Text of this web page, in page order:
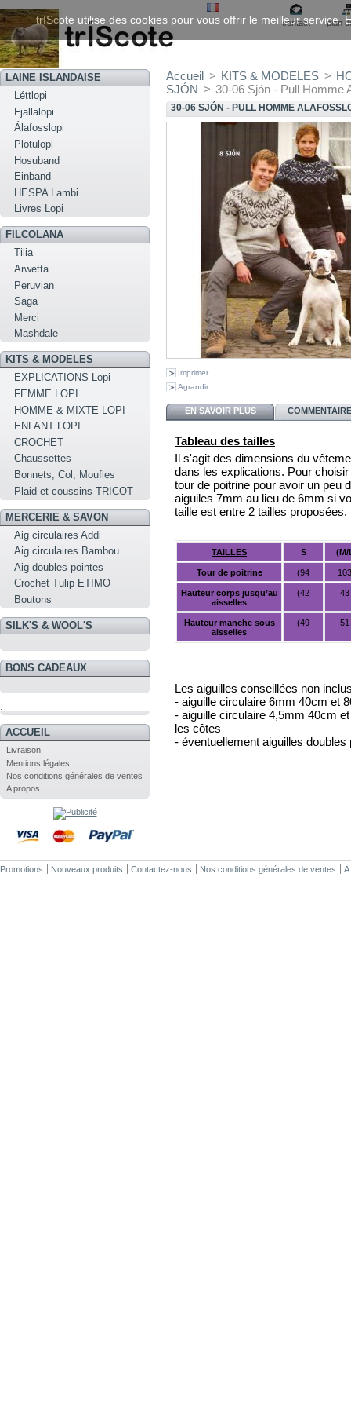
contact plan
LAINE ISLANDAISE
Léttlopi
Fjallalopi
Álafosslopi
Plötulopi
Hosuband
Einband
HESPA Lambi
Livres Lopi
FILCOLANA
Tilia
Arwetta
Peruvian
Saga
Merci
Mashdale
KITS & MODELES
EXPLICATIONS Lopi
FEMME LOPI
HOMME & MIXTE LOPI
ENFANT LOPI
CROCHET
Chaussettes
Bonnets, Col, Moufles
Plaid et coussins TRICOT
MERCERIE & SAVON
Aig circulaires Addi
Aig circulaires Bambou
Aig doubles pointes
Crochet Tulip ETIMO
Boutons
SILK'S & WOOL'S
BONS CADEAUX
ACCUEIL
Livraison
Mentions légales
Nos conditions générales de ventes
A propos
Accueil > KITS & MODELES >
SJÓN > 30-06 Sjón - Pull Homme
30-06 SJÓN - PULL HOMME
Imprimer
Agrandir
EN SAVOIR PLUS
Tableau des tailles
Il s'agit des dimensions du
dans les explications. Pour
tour de poitrine pour avoir un peu
aiguiles 7mm au lieu de 6mm si
taille est entre 2 tailles proposées.
TAILLES S (M/
Tour de poitrine (94 103
Hauteur corps jusqu’au
aisselles
(42 43
Hauteur manche sous
aisselles
(49 51
Les aiguilles conseillées non
- aiguille circulaire 6mm 40cm et
- aiguille circulaire 4,5mm 40cm
les côtes
- éventuellement aiguilles
Promotions Nouveaux produits Contactez-nous Nos conditions générales de ventes A
trIScote utilise des cookies pour vous offrir le meilleur